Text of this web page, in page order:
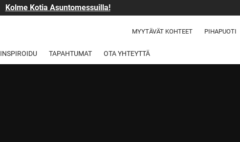
Kolme Kotia Asuntomessuilla!
MYYTÄVÄT KOHTEET PIHAPUOTI
INSPIROIDU TAPAHTUMAT OTA YHTEYTTÄ